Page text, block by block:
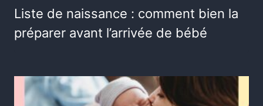
Liste de naissance : comment bien la
préparer avant l’arrivée de bébé